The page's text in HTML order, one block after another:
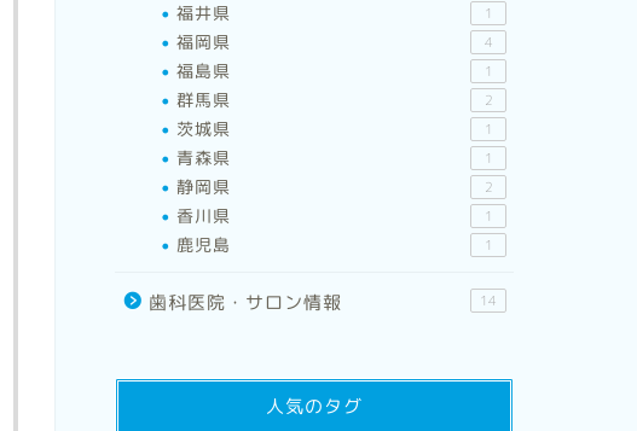
福井県 1
福岡県 4
福島県 1
群馬県 2
茨城県 1
青森県 1
静岡県 2
香川県 1
鹿児島 1
歯科医院・サロン情報 14
人気のタグ